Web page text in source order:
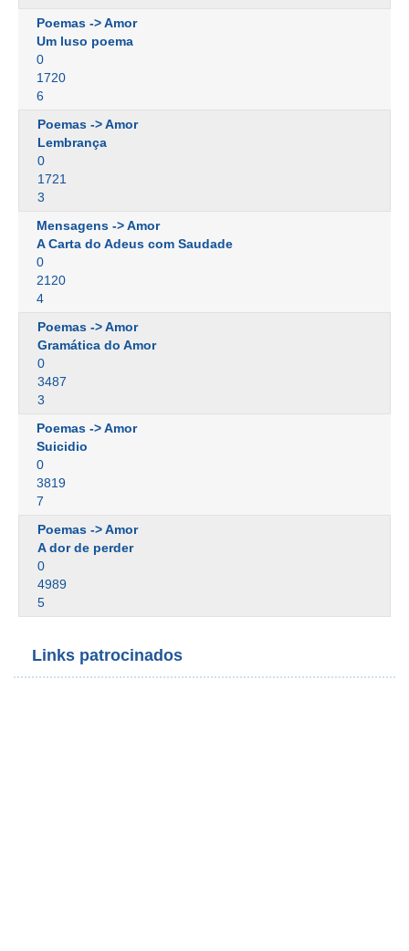
Poemas -> Amor
Um luso poema
0
1720
6
Poemas -> Amor
Lembrança
0
1721
3
Mensagens -> Amor
A Carta do Adeus com Saudade
0
2120
4
Poemas -> Amor
Gramática do Amor
0
3487
3
Poemas -> Amor
Suicidio
0
3819
7
Poemas -> Amor
A dor de perder
0
4989
5
Links patrocinados